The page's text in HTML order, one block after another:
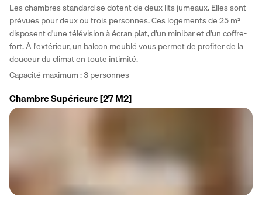
Les chambres standard se dotent de deux lits jumeaux. Elles sont
prévues pour deux ou trois personnes. Ces logements de 25 m²
disposent d'une télévision à écran plat, d'un minibar et d'un coffre-
fort. À l'extérieur, un balcon meublé vous permet de profiter de la
douceur du climat en toute intimité.
Capacité maximum : 3 personnes
Chambre Supérieure[27 M2]